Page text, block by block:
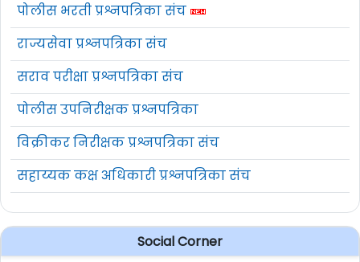
पोलीस भरती प्रश्नपत्रिका संच
राज्यसेवा प्रश्नपत्रिका संच
सराव परीक्षा प्रश्नपत्रिका संच
पोलीस उपनिरीक्षक प्रश्नपत्रिका
विक्रीकर निरीक्षक प्रश्नपत्रिका संच
सहाय्यक कक्ष अधिकारी प्रश्नपत्रिका संच
Social Corner